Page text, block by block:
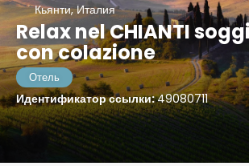
Кьянти, Италия
Relax nel CHIANTI
con colazione
Отель
Идентификатор ссылки:49080711